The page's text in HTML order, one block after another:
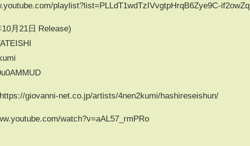
playlist?list=PLLdT1wdTzIVvgtpHrqB6Zye9C-if2owZq
月21日 Release)
giovanni-net.co.jp/artists/4nen2kumi/hashireseishun/
watch?v=aAL57_rmPRo